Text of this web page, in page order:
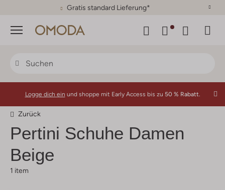
30 Tage Rückgaberecht
Menü
Logge dich ein und shoppe mit Early Access bis zu 50 % Rabatt.
Zurück
Pertini Schuhe Damen
Beige
1 item